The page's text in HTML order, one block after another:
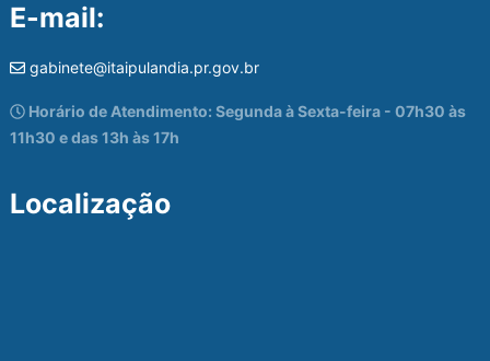
E-mail:
gabinete@itaipulandia.pr.gov.br
Horário de Atendimento: Segunda à Sexta-feira - 07h30 às
11h30 e das 13h às 17h
Localização